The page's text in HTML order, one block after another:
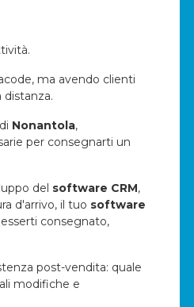
ma avendo clienti
Nonantola,
per consegnarti un
del software CRM,
d'arrivo, il tuo software
consegnato,
post-vendita: quale
modifiche e